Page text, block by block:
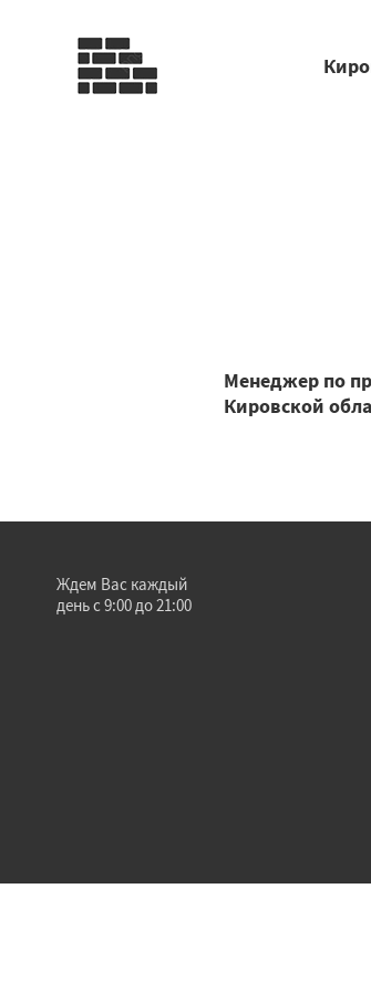
Менеджер по
Кировской
Ждем Вас каждый
день с 9:00 до 21:00